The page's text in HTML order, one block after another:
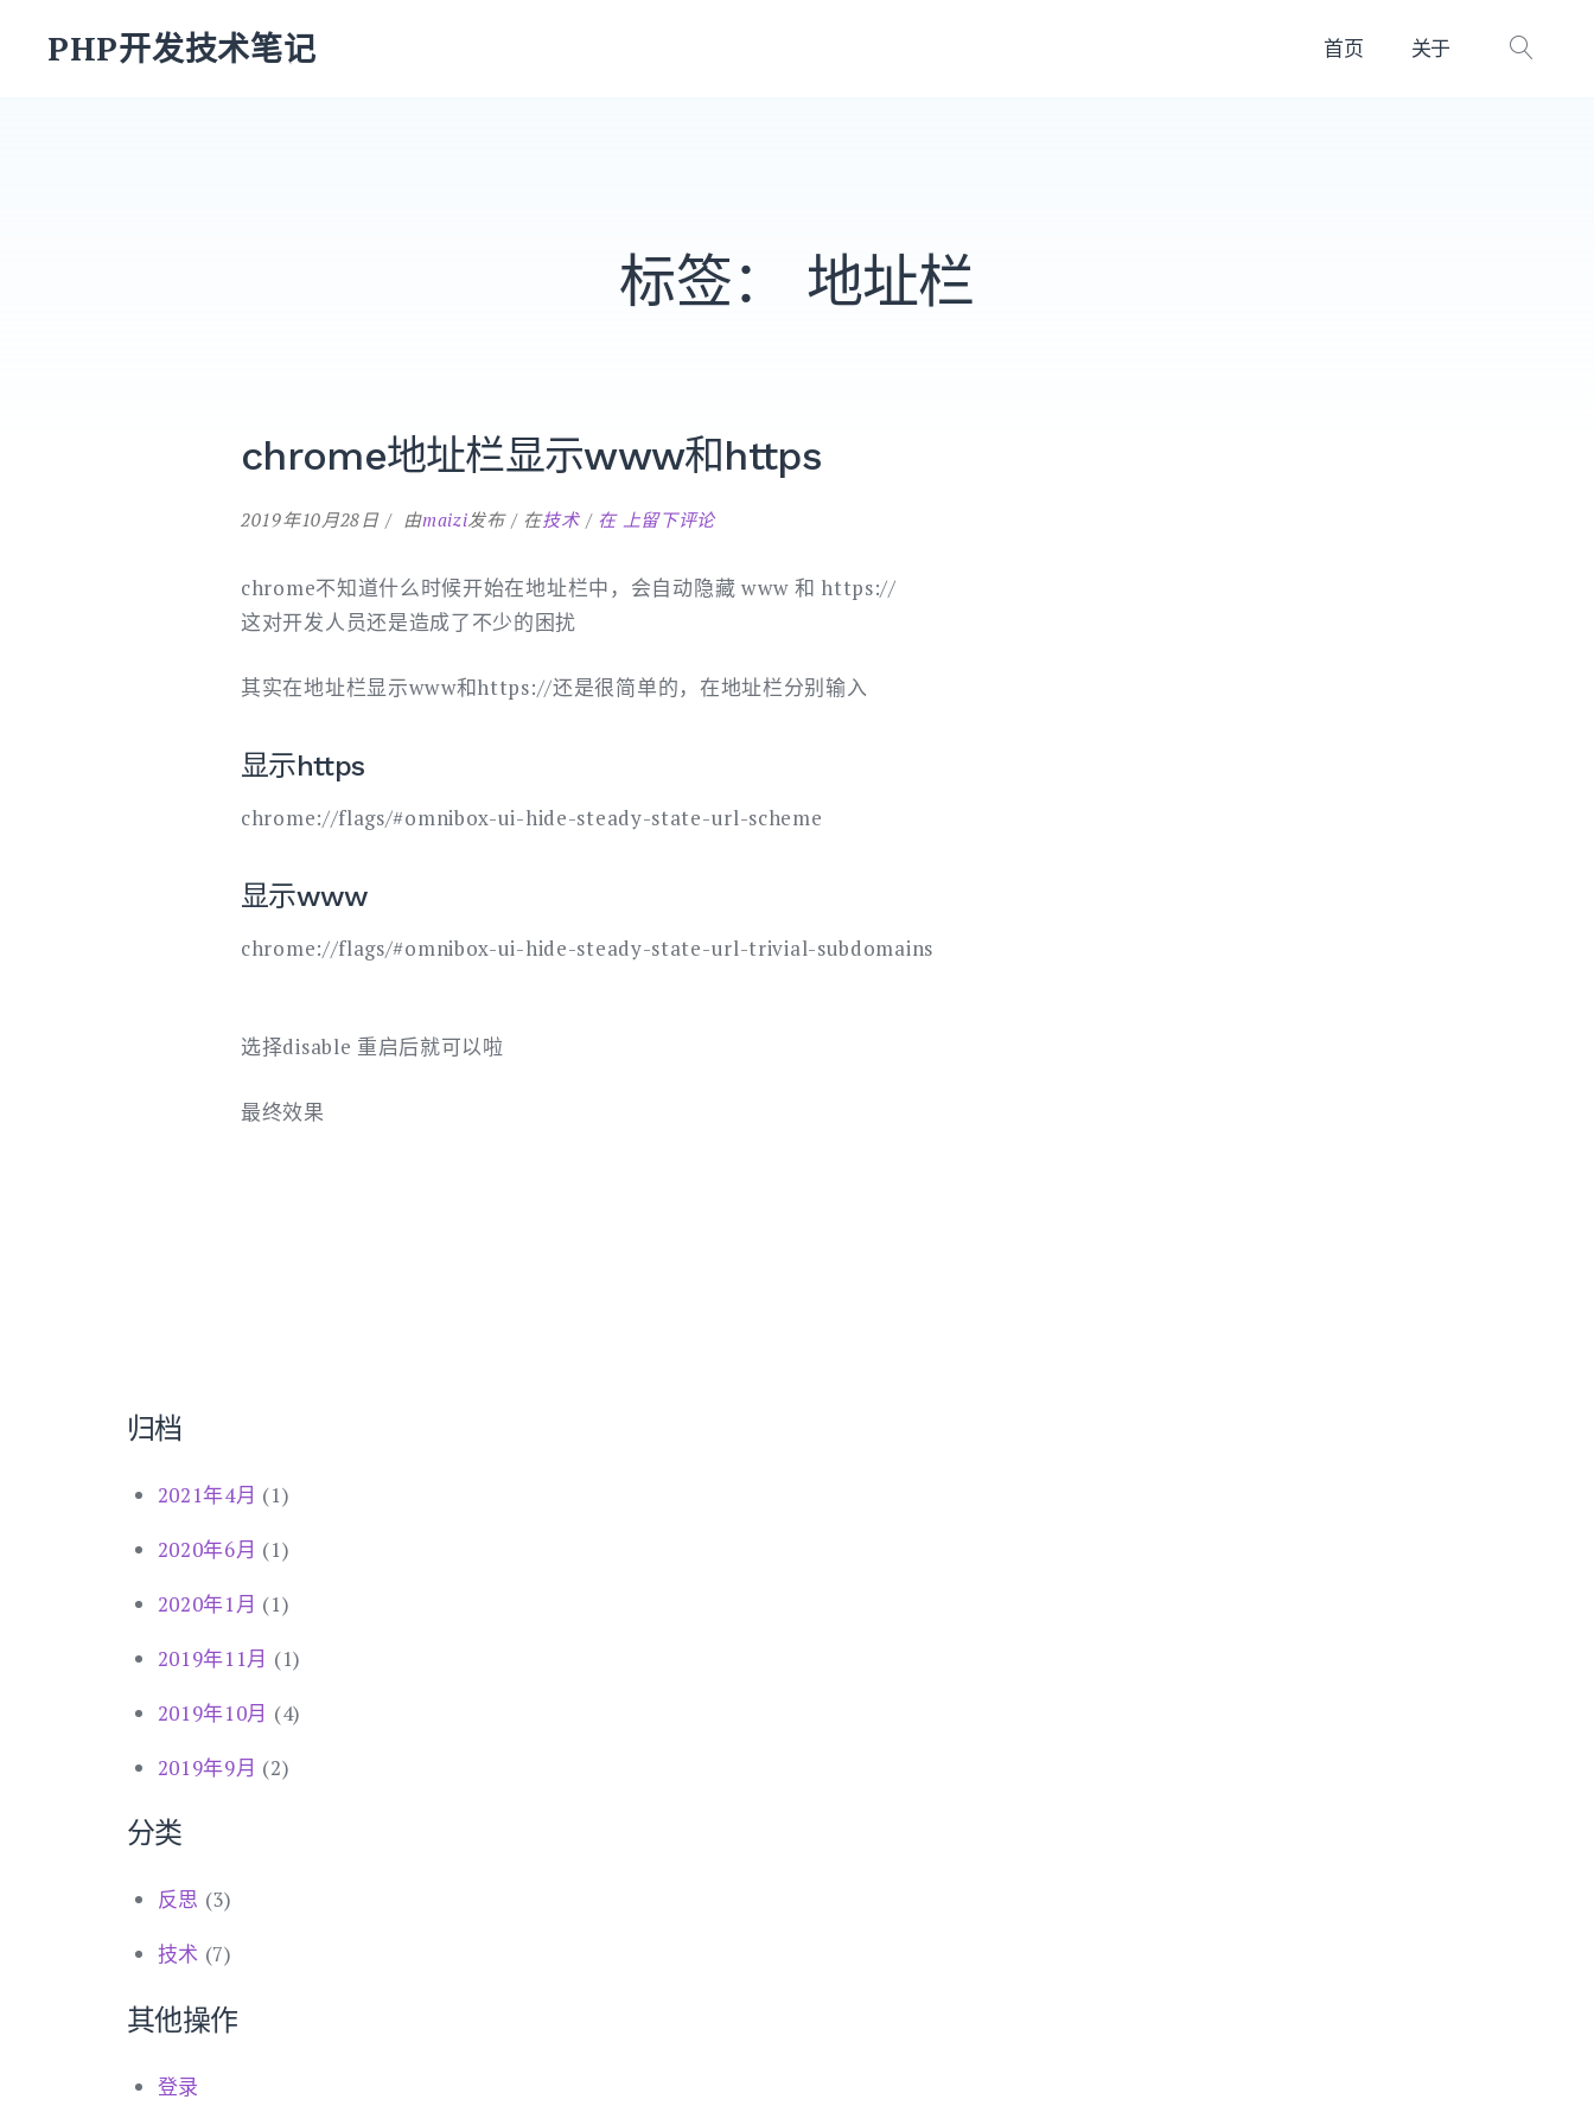
PHP开发技术笔记 首页 关于
标签： 地址栏
chrome地址栏显示www和https
2019年10月28日 由maizi发布 在技术 在 chrome
址
示
www
上留下评论
chrome不知道什么时候开始在地址栏中，会自动隐藏 www 和 https://
这对开发人员还是造成了不少的困扰
其实在地址栏显示www和https://还是很简单的，在地址栏分别输入
显示https
chrome://flags/#omnibox-ui-hide-steady-state-url-scheme
显示www
chrome://flags/#omnibox-ui-hide-steady-state-url-trivial-subdomains
选择disable 重启后就可以啦
最终效果
归档
2021年4月 (1)
2020年6月 (1)
2020年1月 (1)
2019年11月 (1)
2019年10月 (4)
2019年9月 (2)
分类
反思 (3)
技术 (7)
其他操作
登录